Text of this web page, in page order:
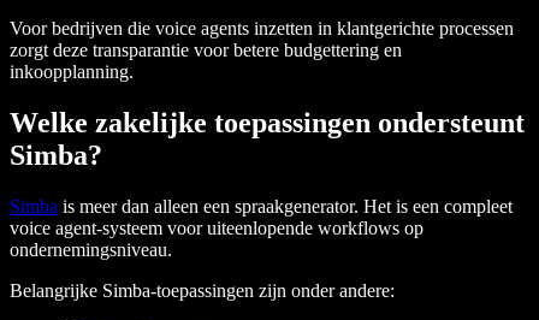
Voor bedrijven die voice agents inzetten in klantgerichte processen
zorgt deze transparantie voor betere budgettering en
inkoopplanning.
Welke zakelijke toepassingen ondersteunt
Simba?
Simba is meer dan alleen een spraakgenerator. Het is een compleet
voice agent-systeem voor uiteenlopende workflows op
ondernemingsniveau.
Belangrijke Simba-toepassingen zijn onder andere: